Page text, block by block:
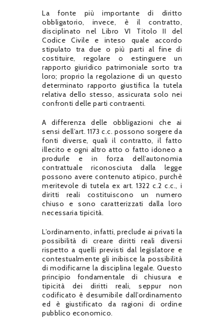
La fonte più importante di diritto
obbligatorio, invece, è il contratto,
disciplinato nel Libro VI Titolo II del
Codice Civile e inteso quale accordo
stipulato tra due o più parti al fine di
costituire, regolare o estinguere un
rapporto giuridico patrimoniale sorto tra
loro; proprio la regolazione di un questo
determinato rapporto giustifica la tutela
relativa dello stesso, assicurata solo nei
confronti delle parti contraenti.
A differenza delle obbligazioni che ai
sensi dell’art. 1173 c.c. possono sorgere da
fonti diverse, quali il contratto, il fatto
illecito e ogni altro atto o fatto idoneo a
produrle e in forza dell’autonomia
contrattuale riconosciuta dalla legge
possono avere contenuto atipico, purchè
meritevole di tutela ex art. 1322 c.2 c.c., i
diritti reali costituiscono un numero
chiuso e sono caratterizzati dalla loro
necessaria tipicità.
L’ordinamento, infatti, preclude ai privati la
possibilità di creare diritti reali diversi
rispetto a quelli previsti dal legislatore e
contestualmente gli inibisce la possibilità
di modificarne la disciplina legale. Questo
principio fondamentale di chiusura e
tipicità dei diritti reali, seppur non
codificato è desumibile dall’ordinamento
ed è giustificato da ragioni di ordine
pubblico economico.